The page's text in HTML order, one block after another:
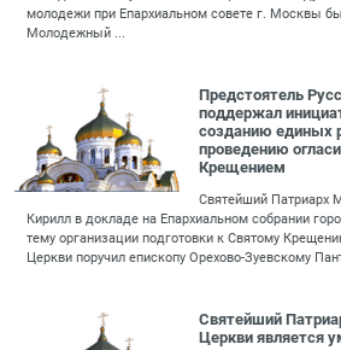
молодежи при Епархиальном cовете г. Москвы
Молодежный ...
Предстоятель
поддержал
созданию единых
проведению
Крещением
Святейший Патриарх
Кирилл в докладе на Епархиальном собрании
тему организации подготовки к Святому
Церкви поручил епископу Орехово-Зуевскому
Святейший
Церкви является